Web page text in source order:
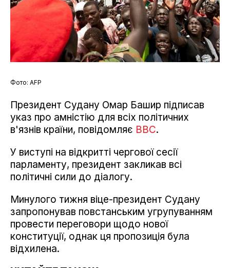
Фото: AFP
Президент Судану Омар Башир підписав
указ про амністію для всіх політичних
в'язнів країни, повідомляє ВВС.
У виступі на відкритті чергової сесії
парламенту, президент закликав всі
політичні сили до діалогу.
Минулого тижня віце-президент Судану
запропонував повстанським угрупуванням
провести переговори щодо нової
конституції, однак ця пропозиція була
відхилена.